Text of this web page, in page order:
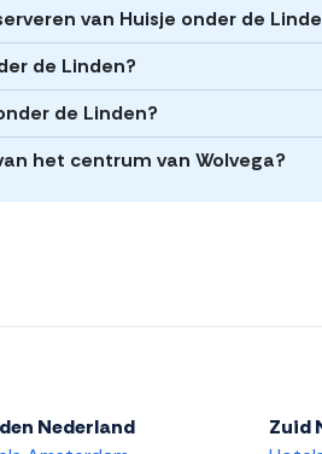
van Huisje onder de
de Linden?
de Linden?
het centrum van Wolvega?
Nederland
Zuid